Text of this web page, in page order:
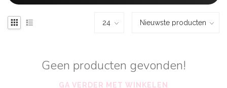
Geen producten gevonden!
GA VERDER MET WINKELEN